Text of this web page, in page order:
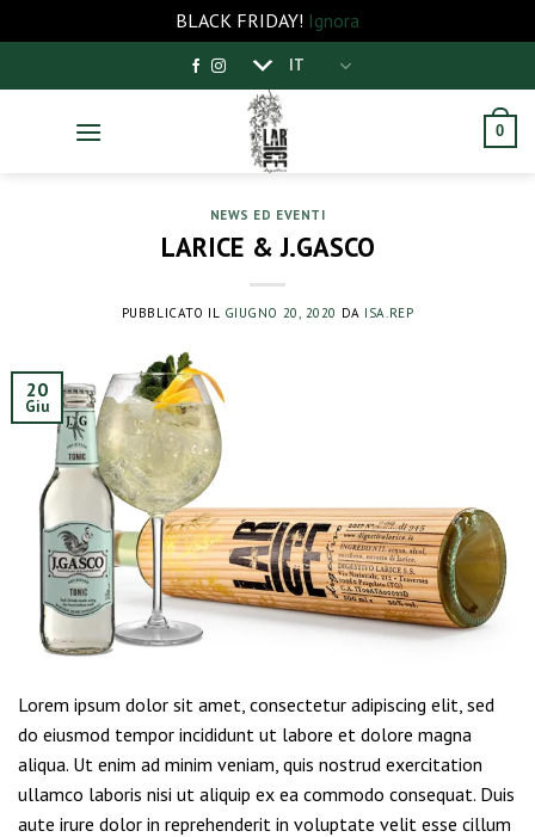
BLACK FRIDAY! Ignora
ai
IT
0
NEWS ED EVENTI
LARICE & J.GASCO
PUBBLICATO IL GIUGNO 20, 2020 DA ISA.REP
20
Giu
Lorem ipsum dolor sit amet, consectetur adipiscing elit, sed
do eiusmod tempor incididunt ut labore et dolore magna
aliqua. Ut enim ad minim veniam, quis nostrud exercitation
ullamco laboris nisi ut aliquip ex ea commodo consequat. Duis
aute irure dolor in reprehenderit in voluptate velit esse cillum